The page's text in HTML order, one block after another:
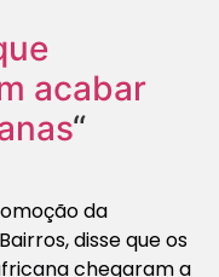
acabar
“
da
disse que os
chegaram a